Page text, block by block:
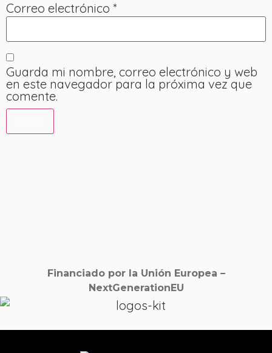
Correo electrónico *
Guarda mi nombre, correo electrónico y web
en este navegador para la próxima vez que
comente.
Financiado por la Unión Europea –
NextGenerationEU